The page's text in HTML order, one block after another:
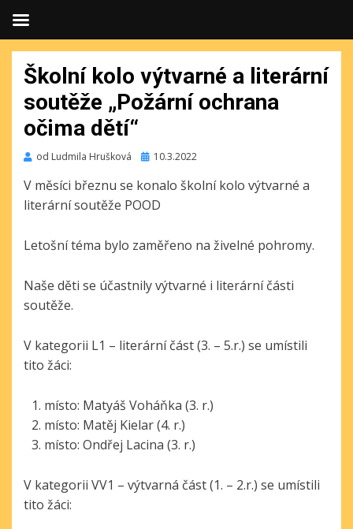
Školní kolo výtvarné a literární
soutěže „Požární ochrana
očima dětí“
od Ludmila Hrušková Publikováno
10.3.2022
V měsíci březnu se konalo školní kolo výtvarné a
literární soutěže POOD
Letošní téma bylo zaměřeno na živelné pohromy.
Naše děti se účastnily výtvarné i literární části
soutěže.
V kategorii L1 – literární část (3. – 5.r.) se umístili
tito žáci:
místo: Matyáš Voháňka (3. r.)
místo: Matěj Kielar (4. r.)
místo: Ondřej Lacina (3. r.)
V kategorii VV1 – výtvarná část (1. – 2.r.) se umístili
tito žáci: